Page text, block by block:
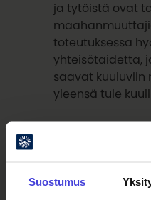
Suostumus
ja tytöistä ovat
toteutuksessa
yhteisötaidetta,
saavat kuuluviin
yleensä tule
-Keskeisenä
yhteistyössä